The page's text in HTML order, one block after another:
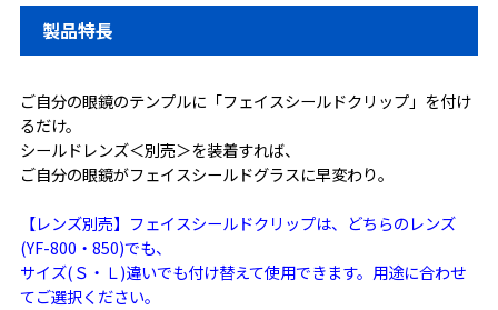
製品特長
ご自分の眼鏡のテンプルに「フェイスシールドクリップ」を付け
るだけ。
シールドレンズ＜別売＞を装着すれば、
ご自分の眼鏡がフェイスシールドグラスに早変わり。
【レンズ別売】フェイスシールドクリップは、どちらのレンズ
(YF-800・850)でも、
サイズ(Ｓ・Ｌ)違いでも付け替えて使用できます。用途に合わせ
てご選択ください。